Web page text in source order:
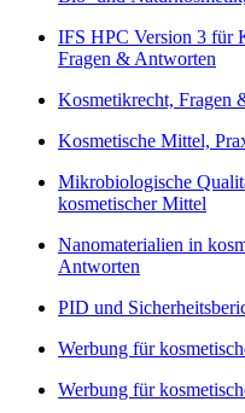
IFS HPC Version 3 für
Fragen & Antworten
Kosmetikrecht, Fragen
Kosmetische Mittel,
Mikrobiologische
kosmetischer Mittel
Nanomaterialien in
Antworten
PID und
Werbung für
Werbung für